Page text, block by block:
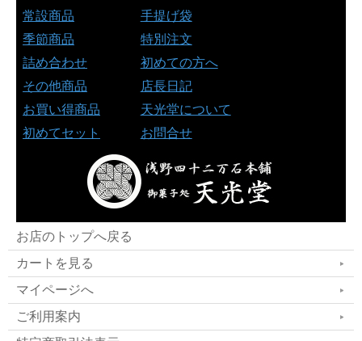
常設商品
季節商品
詰め合わせ
その他商品
お買い得商品
初めてセット
手提げ袋
特別注文
初めての方へ
店長日記
天光堂について
お問合せ
お店のトップへ戻る
カートを見る
マイページへ
ご利用案内